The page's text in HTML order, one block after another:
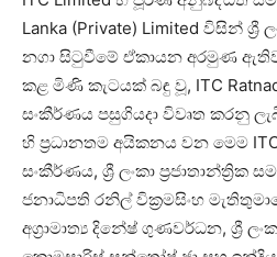
Lanka (Private) Limited විසින් ශ්‍රී
නගා සිටුවීමේ ඒකායන අරමුණ
කළ මිණි කැටයක් බඳු වූ, ITC
සංකීර්ණය පසුගියදා විවෘත කරනු
හි ප්‍රධානතම අයිකනය වන මෙම
සංකීර්ණය, ශ්‍රී ලංකා ප්‍රජාතාන්ත්‍රික
ජනාධිපති රනිල් වික්‍රමසිංහ
අග්‍රාමාත්‍ය දිනේෂ් ගුණවර්ධන, ශ්‍රී